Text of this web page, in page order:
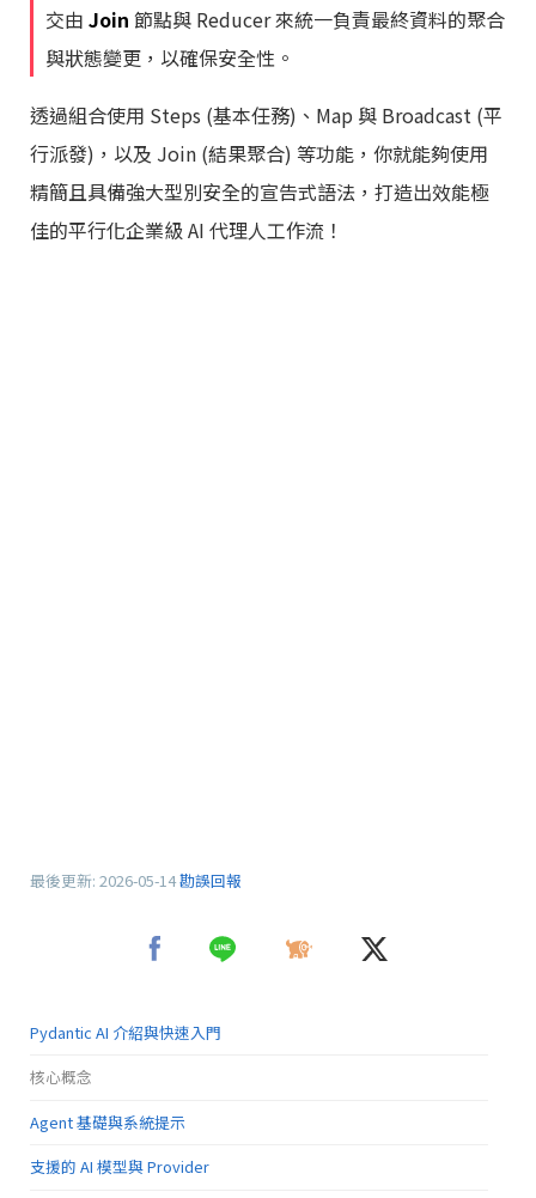
交由 Join 節點與 Reducer 來統一負責最終資料的聚合
與狀態變更，以確保安全性。
透過組合使用 Steps (基本任務)、Map 與 Broadcast (平
行派發)，以及 Join (結果聚合) 等功能，你就能夠使用
精簡且具備強大型別安全的宣告式語法，打造出效能極
佳的平行化企業級 AI 代理人工作流！
最後更新: 2026-05-14勘誤回報
Pydantic AI 介紹與快速入門
核心概念
Agent 基礎與系統提示
支援的 AI 模型與 Provider